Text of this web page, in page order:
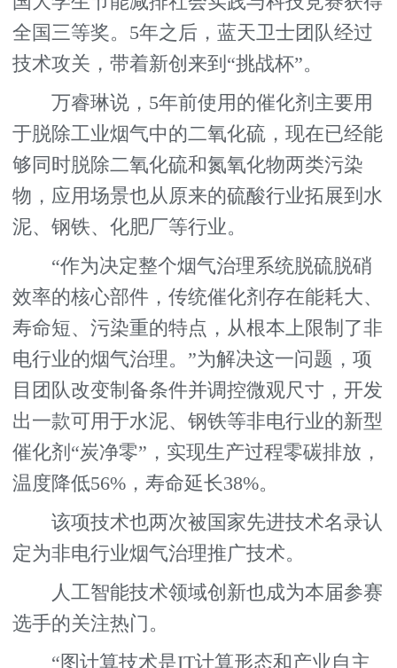
全国三等奖。5年之后，蓝天卫士团队经过
技术攻关，带着新创来到“挑战杯”。
万睿琳说，5年前使用的催化剂主要用
于脱除工业烟气中的二氧化硫，现在已经能
够同时脱除二氧化硫和氮氧化物两类污染
物，应用场景也从原来的硫酸行业拓展到水
泥、钢铁、化肥厂等行业。
“作为决定整个烟气治理系统脱硫脱硝
效率的核心部件，传统催化剂存在能耗大、
寿命短、污染重的特点，从根本上限制了非
电行业的烟气治理。”为解决这一问题，项
目团队改变制备条件并调控微观尺寸，开发
出一款可用于水泥、钢铁等非电行业的新型
催化剂“炭净零”，实现生产过程零碳排放，
温度降低56%，寿命延长38%。
该项技术也两次被国家先进技术名录认
定为非电行业烟气治理推广技术。
人工智能技术领域创新也成为本届参赛
选手的关注热门。
“图计算技术是IT计算形态和产业自主